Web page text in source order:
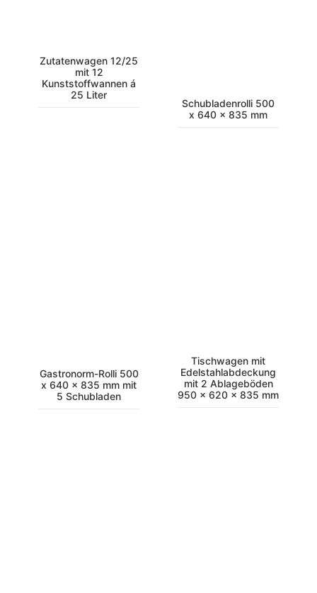
Zutatenwagen 12/25
mit 12
Kunststoffwannen á
25 Liter
Schubladenrolli 500
x 640 x 835 mm
Gastronorm-Rolli 500
x 640 x 835 mm mit
5 Schubladen
Tischwagen mit
Edelstahlabdeckung
mit 2 Ablageböden
950 x 620 x 835 mm